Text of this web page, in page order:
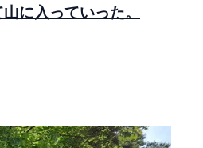
に入っていった。